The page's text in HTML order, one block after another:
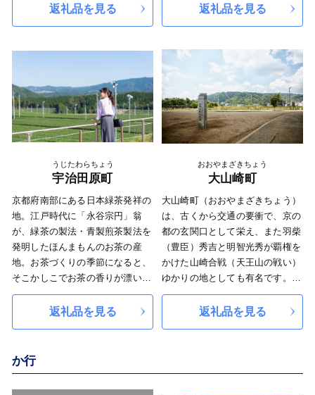
－自慢の特産品－
お米やお茶、丹波栗をはじめ、み
ず菜や万願寺甘とうなど京野菜の
ほか、清流「由良川」で育った鮎
や丹波の猪肉、地鶏も絶品。
また、浦島伝説、徐福伝説、滝
山、カマヤ等々、歴史・文化・景
伊根町では「ないものねだりをし
す」、これをモットーに、多様な
地域資源を活かし、かつブラッシ
ュアップしながら世界に発信する
こととしております。そして、基
幹産業である農林水産業やその産
物と融合した観光振興を図り、交
流人口の倍増を目指すとともに、
育の充実などに重点的に取り組ん
でいます。
返礼品を見る
歴史的文化的遺産を有するととも
に、世界最古の長編小説であり、
る源氏物語宇治十帖の舞台にもな
ったロマンあふれるまちです。
近年は宇治川太閤堤跡が発掘され
たことから、この貴重な歴史的文
化的遺産の保護や活用にも取り組
んでいます。
また、宇治の象徴でもある「宇治
茶」は全国に誇る銘茶の代名詞で
もあり、品質の高い茶の生産地と
あります。
宇治市では、これらの恵まれた
資源を有効に活用し、市の取り組
むまちづくり「お茶と歴史・文化
の香るふるさと宇治」を、全国へ
情報発信するとともに、市の未来
を担い、地域（まち）の宝である
子どもたちを育むため、積極的な
子育て支援に取り組み、活きいき
返礼品を見る
うじたわらちょう
宇治田原町
京都府南部にある日本緑茶発祥の
地。江戸時代に「永谷宗円」翁
が、緑茶の製法・青製煎茶製法を
発明したほんまもんのお茶の産
地。お茶づくりの季節になると、
そこかしこでお茶の香りが漂い、
多くのお茶好きが宇治田原町を訪
れます。 茶文化が息づくまち、
本緑茶のふるさと特産品はもちろ
ん、ハートにちなんだ特産品もご
返礼品を見る
おおやまざきちょう
大山崎町
大山崎町（おおやまざきちょう）
は、古くから交通の要衝で、京の
都の玄関口として栄え、また羽柴
（豊臣）秀吉と明智光秀が覇権を
かけた山崎合戦（天王山の戦い）
ゆかりの地としても有名です。
合戦に勝利した秀吉が、その後
天下人に上りつめたことから、天
返礼品を見る
か行